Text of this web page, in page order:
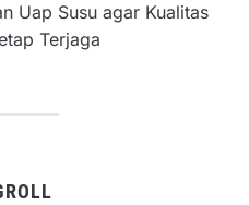
Uap Susu agar Kualitas
Terjaga